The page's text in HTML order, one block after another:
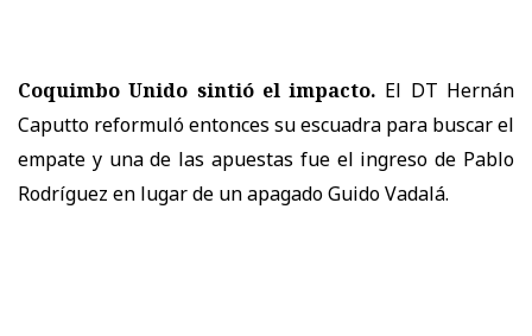
Coquimbo Unido sintió el impacto. El DT Hernán
Caputto reformuló entonces su escuadra para buscar el
empate y una de las apuestas fue el ingreso de Pablo
Rodríguez en lugar de un apagado Guido Vadalá.